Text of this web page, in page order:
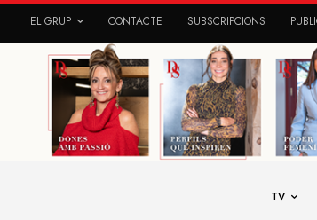
EL GRUP CONTACTE SUBSCRIPCIONS
TV